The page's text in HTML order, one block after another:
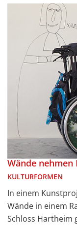
Wände
KULTURFORMEN
In einem
Wände in einem
Schloss Hartheim